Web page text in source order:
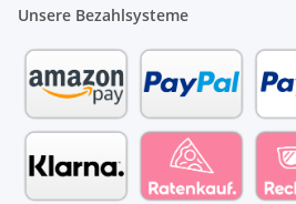
Unsere Bezahlsysteme